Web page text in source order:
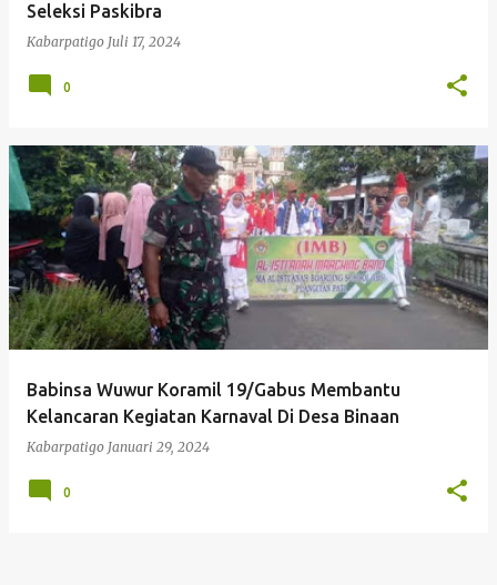
Seleksi Paskibra
Kabarpatigo Juli 17, 2024
0
Babinsa Wuwur Koramil 19/Gabus Membantu
Kelancaran Kegiatan Karnaval Di Desa Binaan
Kabarpatigo Januari 29, 2024
0